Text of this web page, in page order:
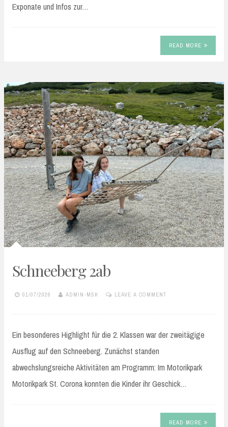
Exponate und Infos zur…
READ MORE
Schneeberg 2ab
01/07/2026 ADMIN-MSK LEAVE A COMMENT
Ein besonderes Highlight für die 2. Klassen war der zweitägige
Ausflug auf den Schneeberg. Zunächst standen
abwechslungsreiche Aktivitäten am Programm: Im Motorikpark
Motorikpark St. Corona konnten die Kinder ihr Geschick…
READ MORE